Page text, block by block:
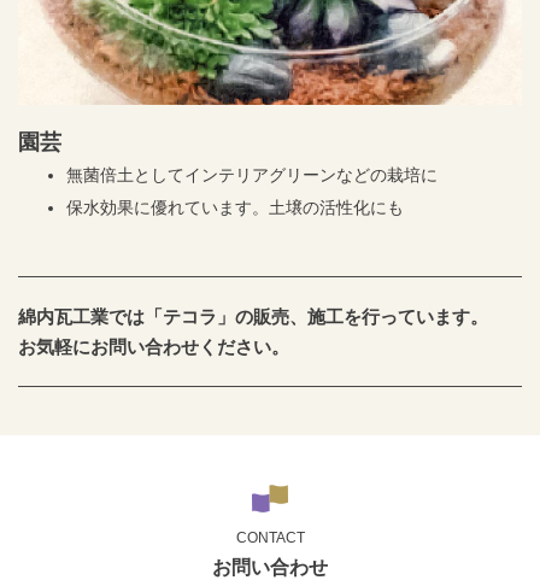
園芸
無菌倍土としてインテリアグリーンなどの栽培に
保水効果に優れています。土壌の活性化にも
綿内瓦工業では「テコラ」の販売、施工を行っています。
お気軽にお問い合わせください。
CONTACT
お問い合わせ